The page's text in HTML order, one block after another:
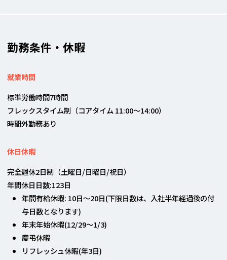
勤務条件・休暇
就業時間
標準労働時間7時間
フレックスタイム制（コアタイム 11:00〜14:00）
時間外勤務あり
休日休暇
完全週休2日制（土曜日/日曜日/祝日）
年間休日日数:123日
年間有給休暇: 10日〜20日(下限日数は、入社半年経過後の付
与日数となります)
年末年始休暇(12/29～1/3)
慶弔休暇
リフレッシュ休暇(年3日)